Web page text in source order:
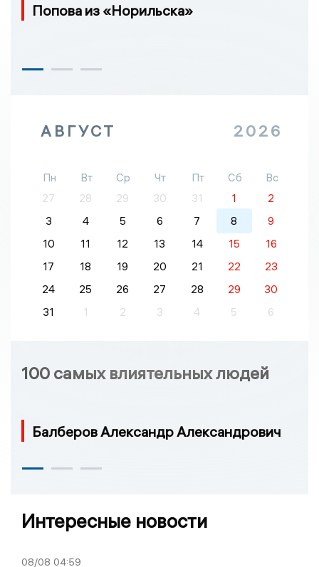
Попова из «Норильска»
АВГУСТ 2026
Пн Вт Ср Чт Пт Сб
Вс
27
28 29 30 31 1
2
3
4 5 6 7 8
9
10
11 12 13 14 15
16
17
18 19 20 21 22
23
24
25 26 27 28 29
30
31
1 2 3 4 5 6
100 самых влиятельных людей
Балберов Александр Александрович
Интересные новости
08/08 04:59